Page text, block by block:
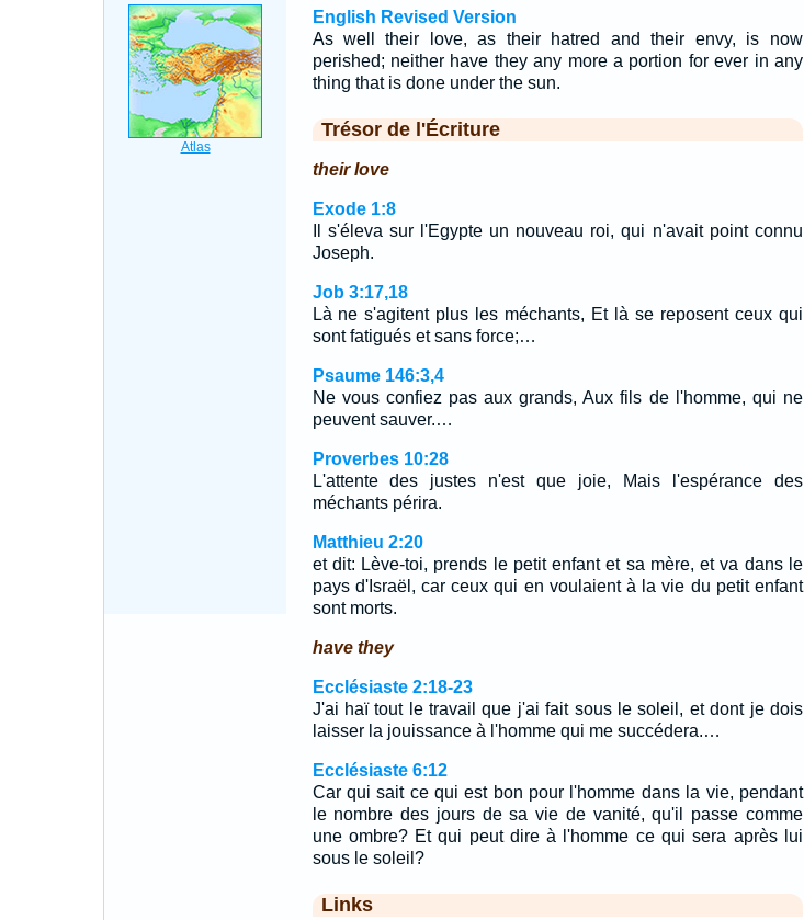
English Revised Version
As well their love, as their hatred and their envy, is now
perished; neither have they any more a portion for ever in any
thing that is done under the sun.
Trésor de l'Écriture
their love
Exode 1:8
Il s'éleva sur l'Egypte un nouveau roi, qui n'avait point connu
Joseph.
Job 3:17,18
Là ne s'agitent plus les méchants, Et là se reposent ceux qui
sont fatigués et sans force;…
Psaume 146:3,4
Ne vous confiez pas aux grands, Aux fils de l'homme, qui ne
peuvent sauver.…
Proverbes 10:28
L'attente des justes n'est que joie, Mais l'espérance des
méchants périra.
Matthieu 2:20
et dit: Lève-toi, prends le petit enfant et sa mère, et va dans le
pays d'Israël, car ceux qui en voulaient à la vie du petit enfant
sont morts.
have they
Ecclésiaste 2:18-23
J'ai haï tout le travail que j'ai fait sous le soleil, et dont je dois
laisser la jouissance à l'homme qui me succédera.…
Ecclésiaste 6:12
Car qui sait ce qui est bon pour l'homme dans la vie, pendant
le nombre des jours de sa vie de vanité, qu'il passe comme
une ombre? Et qui peut dire à l'homme ce qui sera après lui
sous le soleil?
Links